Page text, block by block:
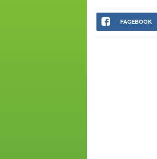
FACEBOOK